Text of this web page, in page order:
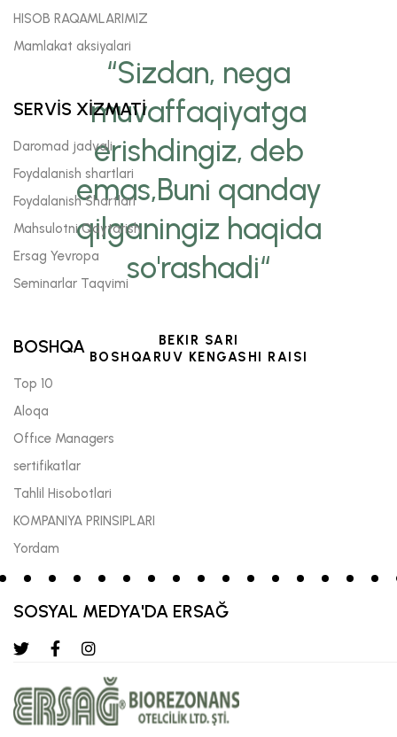
“Sizdan, nega
muvaffaqiyatga
erishdingiz, deb
emas,Buni qanday
qilganingiz haqida
so'rashadi“
BEKIR SARI
BOSHQARUV KENGASHI RAISI
HISOB RAQAMLARIMIZ
Mamlakat aksiyalari
SERVİS XİZMATİ
Daromad jadvali
Foydalanish shartlari
Foydalanish Shartlari
Mahsulotni Qaytarish
Ersag Yevropa
Seminarlar Taqvimi
BOSHQA
Top 10
Aloqa
Offıce Managers
sertifikatlar
Tahlil Hisobotlari
KOMPANIYA PRINSIPLARI
Yordam
SOSYAL MEDYA'DA ERSAĞ